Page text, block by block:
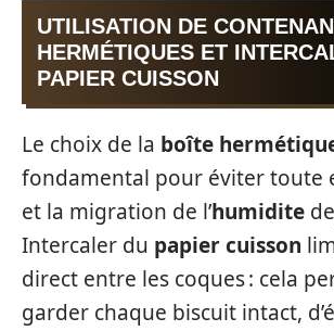
UTILISATION DE
HERMÉTIQUES ET
PAPIER CUISSON
Le choix de la boîte
fondamental pour éviter toute
et la migration de l’humidite
Intercaler du papier cuisson
direct entre les coques : cela
garder chaque biscuit intact,